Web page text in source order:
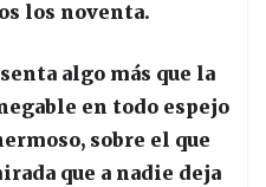
los noventa.
algo más que la
en todo espejo
sobre el que
que a nadie deja